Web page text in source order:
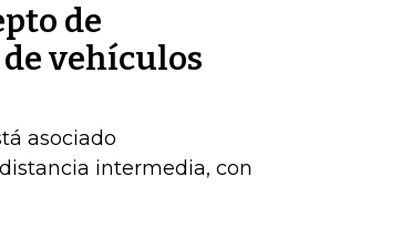
de
vehículos
asociado
intermedia, con